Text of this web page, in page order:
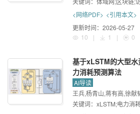
<网络PDF> <引用本文>
更新时间： 2026-05-27
10
| 1 | 0
基于xLSTM的大型
力消耗预测算法
AI导读
王兵,杨青山,蒋有高,徐献
关键词： xLSTM;电力消耗预